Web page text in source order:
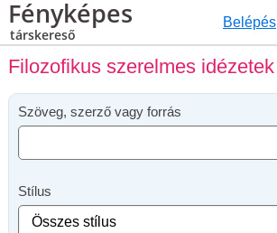
Fényképes
társkereső
Belépés
Filozofikus szerelmes idézetek
Szöveg, szerző vagy forrás
Stílus